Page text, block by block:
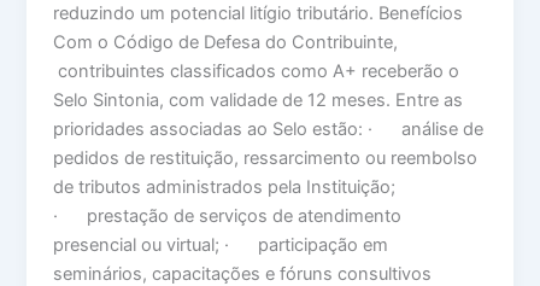
reduzindo um potencial litígio tributário. Benefícios
Com o Código de Defesa do Contribuinte,
contribuintes classificados como A+ receberão o
Selo Sintonia, com validade de 12 meses. Entre as
prioridades associadas ao Selo estão: · análise de
pedidos de restituição, ressarcimento ou reembolso
de tributos administrados pela Instituição;
· prestação de serviços de atendimento
presencial ou virtual; · participação em
seminários, capacitações e fóruns consultivos